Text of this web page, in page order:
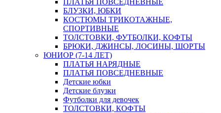
ПЛАТЬЯ ПОВСЕДНЕВНЫЕ
БЛУЗКИ, ЮБКИ
КОСТЮМЫ ТРИКОТАЖНЫЕ,
СПОРТИВНЫЕ
ТОЛСТОВКИ, ФУТБОЛКИ, КОФТЫ
БРЮКИ, ДЖИНСЫ, ЛОСИНЫ, ШОРТЫ
ЮНИОР (7-14 ЛЕТ)
ПЛАТЬЯ НАРЯДНЫЕ
ПЛАТЬЯ ПОВСЕДНЕВНЫЕ
Детские юбки
Детские блузки
Футболки для девочек
ТОЛСТОВКИ, КОФТЫ